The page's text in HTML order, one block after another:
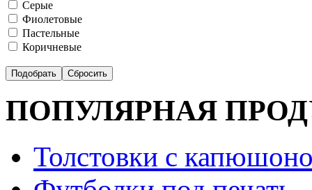
Серые
Фиолетовые
Пастельные
Коричневые
ПОПУЛЯРНАЯ
Толстовки с